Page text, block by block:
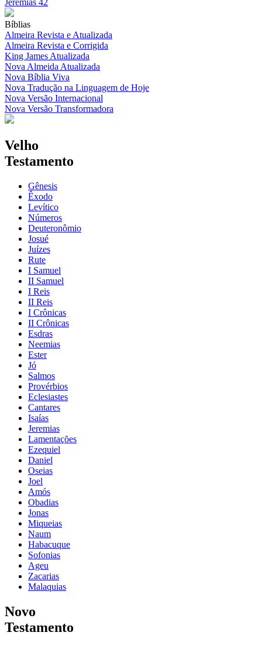
Jeremias 42
Bíblias
Almeira Revista e Atualizada
Almeira Revista e Corrigida
King James Atualizada
Nova Almeida Atualizada
Nova Bíblia Viva
Nova Tradução na Linguagem de Hoje
Nova Versão Internacional
Nova Versão Transformadora
Velho
Testamento
Gênesis
Êxodo
Levítico
Números
Deuteronômio
Josué
Juízes
Rute
I Samuel
II Samuel
I Reis
II Reis
I Crônicas
II Crônicas
Esdras
Neemias
Ester
Jó
Salmos
Provérbios
Eclesiastes
Cantares
Isaías
Jeremias
Lamentações
Ezequiel
Daniel
Oseias
Joel
Amós
Obadias
Jonas
Miqueias
Naum
Habacuque
Sofonias
Ageu
Zacarias
Malaquias
Novo
Testamento